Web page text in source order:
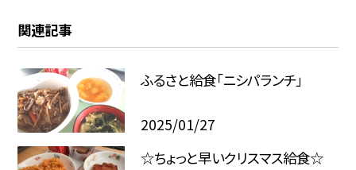
関連記事
ふるさと給食「ニシパランチ」
2025/01/27
☆ちょっと早いクリスマス給食☆